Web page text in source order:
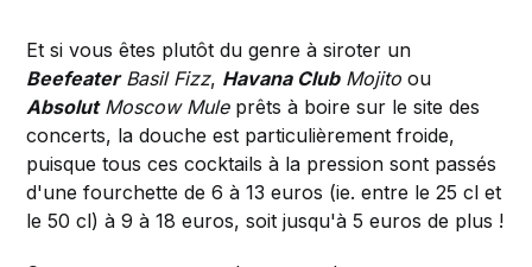
Et si vous êtes plutôt du genre à siroter un
BeefeaterBasil Fizz, Havana ClubMojito ou
AbsolutMoscow Muleprêts à boire sur le site des
concerts, la douche est particulièrement froide,
puisque tous ces cocktails à la pression sont passés
d'une fourchette de 6 à 13 euros (ie. entre le 25 cl et
le 50 cl) à 9 à 18 euros, soit jusqu'à 5 euros de plus !